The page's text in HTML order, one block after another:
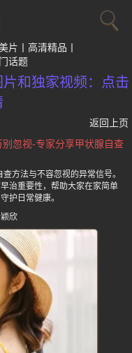
片
高清精品
话题
和独家视频：点击
返回上页
忽视-专家分享甲状腺自查
方法与不容忽视的异常信号。
治重要性，帮助大家在家简单
护日常健康。
欣